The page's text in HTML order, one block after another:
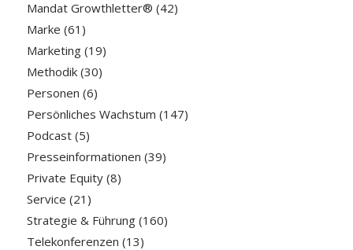
Mandat Growthletter® (42)
Marke (61)
Marketing(19)
Methodik(30)
Personen (6)
Persönliches Wachstum (147)
Podcast(5)
Presseinformationen (39)
Private Equity(8)
Service (21)
Strategie & Führung(160)
Telekonferenzen (13)